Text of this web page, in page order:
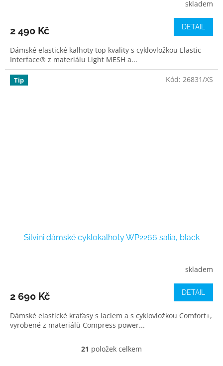
skladem
2 490 Kč DETAIL
Dámské elastické kalhoty top kvality s cyklovložkou Elastic
Interface® z materiálu Light MESH a...
Tip
Silvini dámské cyklokalhoty WP2266 salia, black
skladem
2 690 Kč DETAIL
Dámské elastické kraťasy s laclem a s cyklovložkou Comfort+,
vyrobené z materiálů Compress power...
Kód: 26831/XS
O
21 položek celkem